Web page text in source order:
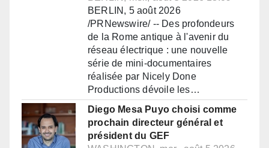
BERLIN, 5 août 2026
/PRNewswire/ -- Des profondeurs
de la Rome antique à l'avenir du
réseau électrique : une nouvelle
série de mini-documentaires
réalisée par Nicely Done
Productions dévoile les…
Diego Mesa Puyo choisi comme
prochain directeur général et
président du GEF